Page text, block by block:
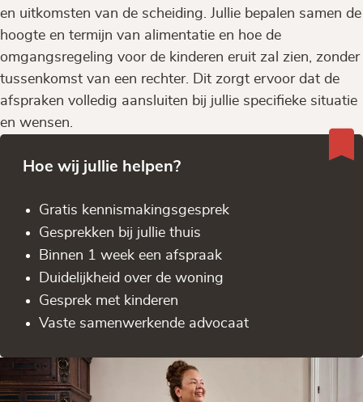
en uitkomsten van de scheiding. Jullie bepalen samen de
hoogte en termijn van alimentatie en hoe de
omgangsregeling voor de kinderen eruit zal zien, zonder
tussenkomst van een rechter. Dit zorgt ervoor dat de
afspraken volledig aansluiten bij jullie specifieke situatie
en wensen.
Hoe wij jullie helpen?
Gratis kennis­makingsgesprek
Gesprekken bij jullie thuis
Binnen 1 week een afspraak
Duidelijkheid over de woning
Gesprek met kinderen
Vaste samenwerkende advocaat